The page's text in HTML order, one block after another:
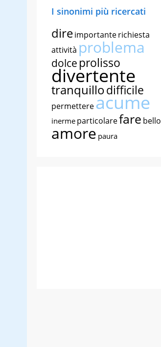
I sinonimi più ricercati
direimportanterichiesta
attività problema
dolce prolisso
divertente
tranquillodifficile
permettereacume
inerme particolarefare bello
amore paura